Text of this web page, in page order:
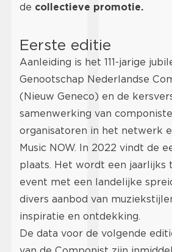
de collectieve promotie.
Eerste editie
Aanleiding is het 111-jarige
Genootschap Nederlandse
(Nieuw Geneco) en de
samenwerking van
organisatoren in het netwerk
Music NOW. In 2022 vindt de
plaats. Het wordt een jaarlijks
event met een landelijke
divers aanbod van
inspiratie en ontdekking.
De data voor de volgende